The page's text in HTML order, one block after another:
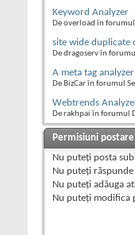
Keyword Analyzer
De overload în forumul
site wide duplicate
De dragoserv în
A meta tag
De BizCar în forumul
Webtrends
De rakhpai în forumul
Permisiuni postare
Nu puteţi posta
Nu puteţi
Nu puteţi adăuga
Nu puteţi modifica